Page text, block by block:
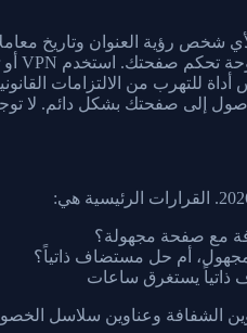
من الالتزامات
إلى صفحتك بشكل دائم. لا
أم حل مستضاف ذاتياً؟
يستغرق ساعات
الشفافة وعناوين سلاسل